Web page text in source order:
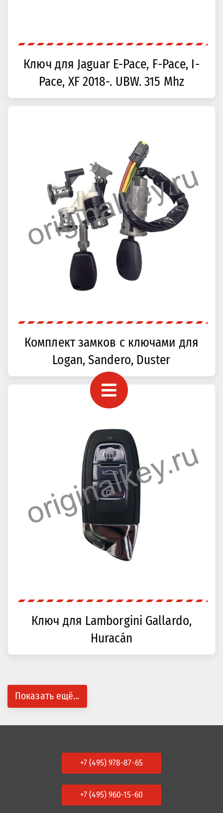
Ключ для Jaguar E-Pace, F-Pace, I-
Pace, XF 2018-. UBW. 315 Mhz
Комплект замков с ключами для
Logan, Sandero, Duster
Ключ для Lamborgini Gallardo,
Huracán
Показать ещё...
+7 (495) 978-87-65
+7 (495) 960-15-60